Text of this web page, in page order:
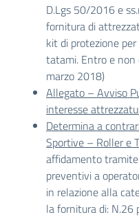
D.Lgs 50/2016 e
fornitura di
kit di protezione
tatami. Entro e
marzo 2018)
Allegato – Avviso
interesse
Determina a
Sportive – Roller e
affidamento
preventivi a
in relazione alla
la fornitura di: